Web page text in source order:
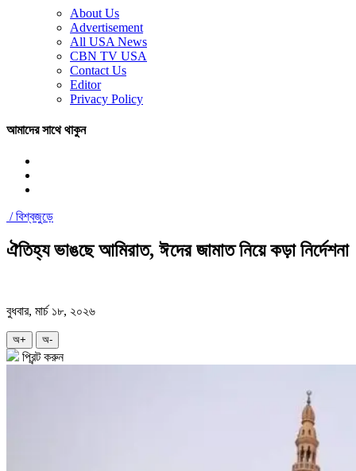
About Us
Advertisement
All USA News
CBN TV USA
Contact Us
Editor
Privacy Policy
আমাদের সাথে থাকুন
/বিশ্বজুড়ে
ঐতিহ্য ভাঙছে আমিরাত, ঈদের জামাত নিয়ে কড়া নির্দেশনা
বুধবার, মার্চ ১৮, ২০২৬
অ+ অ-
প্রিন্ট করুন